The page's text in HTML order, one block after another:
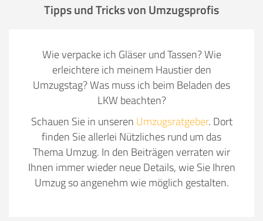
Tipps und Tricks von Umzugsprofis
Wie verpacke ich Gläser und Tassen? Wie
erleichtere ich meinem Haustier den
Umzugstag? Was muss ich beim Beladen des
LKW beachten?
Schauen Sie in unseren Umzugsratgeber. Dort
finden Sie allerlei Nützliches rund um das
Thema Umzug. In den Beiträgen verraten wir
Ihnen immer wieder neue Details, wie Sie Ihren
Umzug so angenehm wie möglich gestalten.